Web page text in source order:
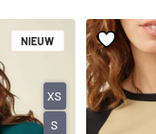
NIEUW
XS
S